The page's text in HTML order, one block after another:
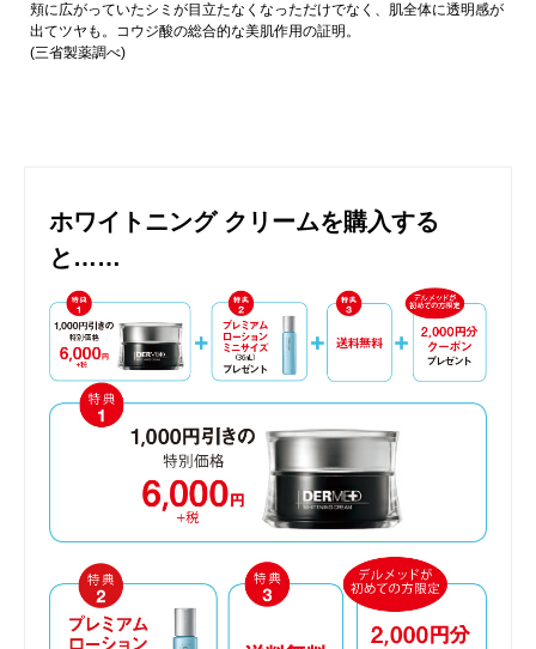
頬に広がっていたシミが目立たなくなっただけでなく、肌全体に透明感が
出てツヤも。コウジ酸の総合的な美肌作用の証明。
(三省製薬調べ)
ホワイトニング クリームを購入する
と……